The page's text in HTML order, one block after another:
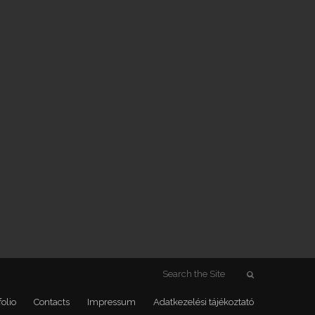
Contacts Impressum Adatkezelési tájékoztató